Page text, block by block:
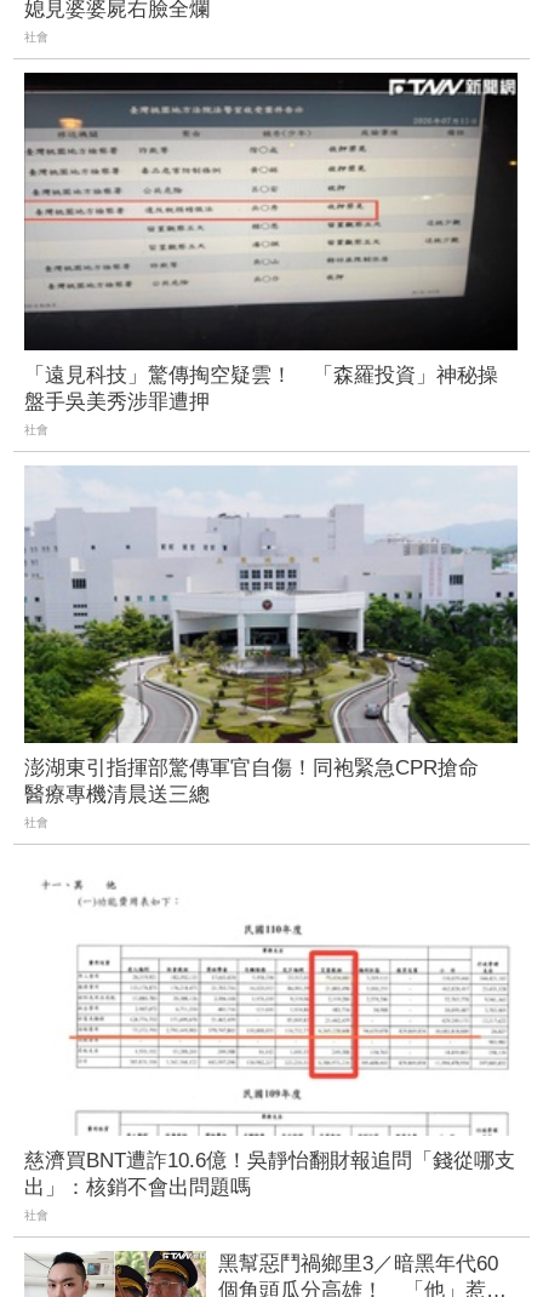
媳見婆婆屍右臉全爛
社會
「遠見科技」驚傳掏空疑雲！ 「森羅投資」神秘操
盤手吳美秀涉罪遭押
社會
澎湖東引指揮部驚傳軍官自傷！同袍緊急CPR搶命
醫療專機清晨送三總
社會
慈濟買BNT遭詐10.6億！吳靜怡翻財報追問「錢從哪支
出」：核銷不會出問題嗎
社會
黑幫惡鬥禍鄉里3／暗黑年代60
個角頭瓜分高雄！ 「他」惹怒